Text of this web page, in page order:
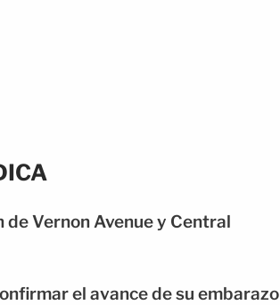
Vernon Avenue y Central
el avance de su embarazo